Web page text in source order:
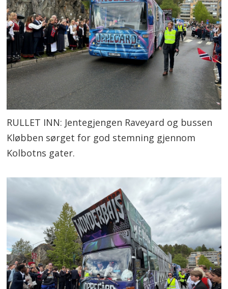
RULLET INN: Jentegjengen Raveyard og bussen
Kløbben sørget for god stemning gjennom
Kolbotns gater.